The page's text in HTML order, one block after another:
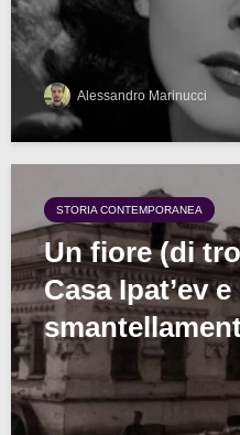
Alessandro Marinucci
STORIA CONTEMPORANEA
Un fiore (di
Casa Ipat’ev